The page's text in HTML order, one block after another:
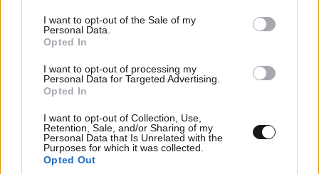
consent section.
I want to opt-out of the Sale of my
Personal Data.
Opted In
I want to opt-out of processing my
Personal Data for Targeted Advertising.
Opted In
I want to opt-out of Collection, Use,
Retention, Sale, and/or Sharing of my
Personal Data that Is Unrelated with the
Purposes for which it was collected.
Opted Out
Μαρία Κορινθίου: «Είμαι πιο ευτυχισμένη από
ποτέ – Ναι, έχω πατήσει φρένο»